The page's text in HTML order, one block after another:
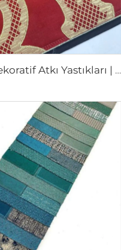
Sofa Yastıkları ve Dekoratif Atkı Yastıkları | Premium Perde Kumaşı